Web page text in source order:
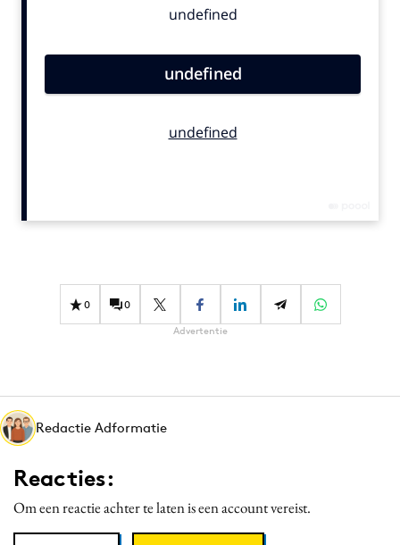
Contentmarketing
Effectiviteit
Gedragsverandering
Martech
Media
Merkstrategie
PR
Programmatic
0 0
Advertentie
Redactie Adformatie
Reacties:
Om een reactie achter te laten is een account vereist.